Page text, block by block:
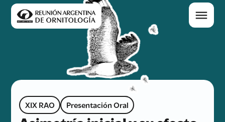
XIX RAO Presentación Oral